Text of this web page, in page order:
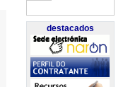
destacados